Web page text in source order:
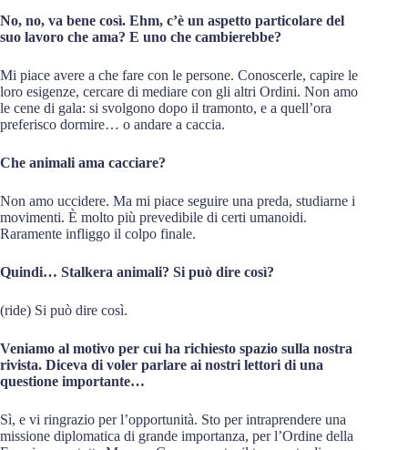
No, no, va bene così. Ehm, c’è un aspetto particolare del
suo lavoro che ama? E uno che cambierebbe?
Mi piace avere a che fare con le persone. Conoscerle, capire le
loro esigenze, cercare di mediare con gli altri Ordini. Non amo
le cene di gala: si svolgono dopo il tramonto, e a quell’ora
preferisco dormire… o andare a caccia.
Che animali ama cacciare?
Non amo uccidere. Ma mi piace seguire una preda, studiarne i
movimenti. È molto più prevedibile di certi umanoidi.
Raramente infliggo il colpo finale.
Quindi… Stalkera animali? Si può dire così?
(ride) Si può dire così.
Veniamo al motivo per cui ha richiesto spazio sulla nostra
rivista. Diceva di voler parlare ai nostri lettori di una
questione importante…
Sì, e vi ringrazio per l’opportunità. Sto per intraprendere una
missione diplomatica di grande importanza, per l’Ordine della